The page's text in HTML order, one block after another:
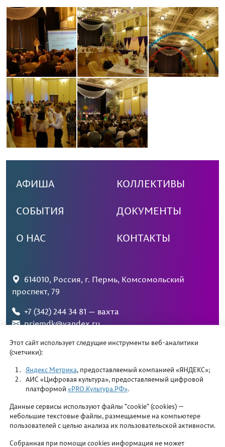
Этот сайт использует следущие инструменты веб-аналитики
(счетчики):
Яндекс Метрика, предоставляемый компанией «ЯНДЕКС»;
АИС «Цифровая культура», предоставляемый цифровой
платформой «PRO.Культура.РФ».
Данные сервисы используют файлы "cookie" (cookies) —
небольшие текстовые файлы, размещаемые на компьютере
пользователей с целью анализа их пользовательской активности.
Собранная при помощи cookies информация не может
АФИША
СОБЫТИЯ
О НАС
КОЛЛЕКТИВЫ
ДОКУМЕНТЫ
КОНТАКТЫ
614010, Россия, г. Пермь, Комсомольский
проспект, 79
+7 (342) 244 34 81 — вахта
priemdk@yandex.ru
Департамент культуры и молодежной политики
администрации города Перми
Министерство культуры Пермского края